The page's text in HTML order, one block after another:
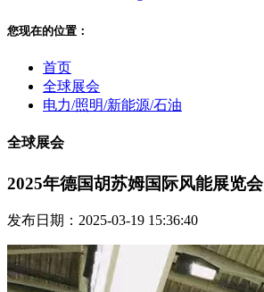
您现在的位置：
首页
全球展会
电力/照明/新能源/石油
全球展会
2025年德国胡苏姆国际风能展览会
发布日期：2025-03-19 15:36:40